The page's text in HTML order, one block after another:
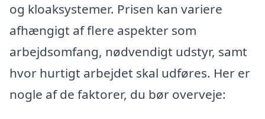
og kloaksystemer. Prisen kan variere
afhængigt af flere aspekter som
arbejdsomfang, nødvendigt udstyr, samt
hvor hurtigt arbejdet skal udføres. Her er
nogle af de faktorer, du bør overveje: